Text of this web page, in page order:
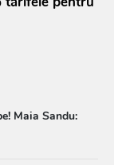
Maia Sandu: